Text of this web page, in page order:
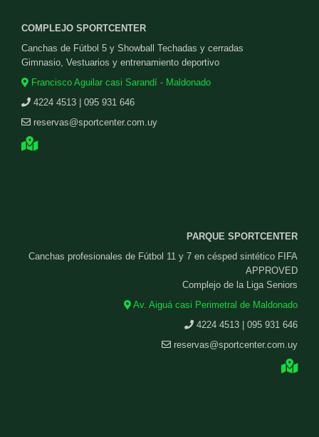
COMPLEJO SPORTCENTER
Canchas de Fútbol 5 y Showball Techadas y cerradas
Gimnasio, Vestuarios y entrenamiento deportivo
Francisco Aguilar casi Sarandí - Maldonado
4224 4513 | 095 931 646
reservas@sportcenter.com.uy
PARQUE SPORTCENTER
Canchas profesionales de Fútbol 11 y 7 en césped sintético FIFA
APPROVED
Complejo de la Liga Seniors
Av. Aiguá casi Perimetral de Maldonado
4224 4513 | 095 931 646
reservas@sportcenter.com.uy